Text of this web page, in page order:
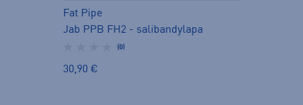
Fat Pipe
Jab PPB FH2 - salibandylapa
(0)
30,90 €